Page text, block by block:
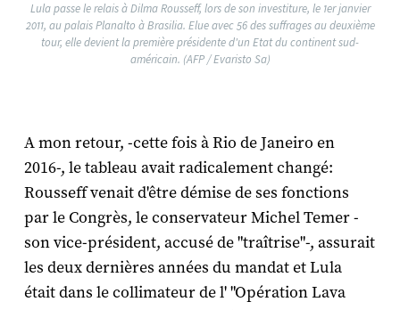
Lula passe le relais à Dilma Rousseff, lors de son investiture, le 1er janvier
2011, au palais Planalto à Brasilia. Elue avec 56 des suffrages au deuxième
tour, elle devient la première présidente d'un Etat du continent sud-
américain. (AFP / Evaristo Sa)
A mon retour, -cette fois à Rio de Janeiro en
2016-, le tableau avait radicalement changé:
Rousseff venait d'être démise de ses fonctions
par le Congrès, le conservateur Michel Temer -
son vice-président, accusé de "traîtrise"-, assurait
les deux dernières années du mandat et Lula
était dans le collimateur de l' "Opération Lava